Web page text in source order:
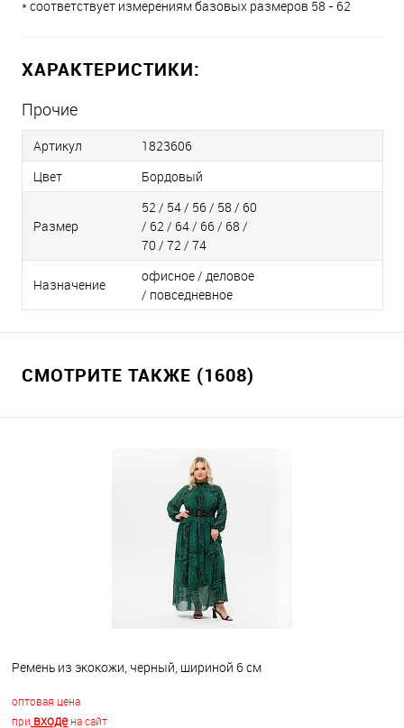
* соответствует измерениям базовых размеров 58 - 62
ХАРАКТЕРИСТИКИ:
Прочие
Артикул
1823606
Цвет
Бордовый
Размер
52 / 54 / 56 / 58 / 60
/ 62 / 64 / 66 / 68 /
70 / 72 / 74
Назначение
офисное / деловое
/ повседневное
СМОТРИТЕ ТАКЖЕ (1608)
Ремень из экокожи, черный, шириной 6 см
оптовая цена
при входена сайт